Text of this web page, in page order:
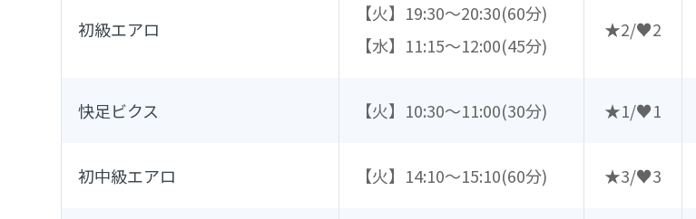
初級エアロ
【火】 19:30～20:30(60分)
【水】 11:15～12:00(45分)
★2/♥2
快足ビクス 【火】 10:30～11:00(30分) ★1/♥1
初中級エアロ 【火】 14:10～15:10(60分) ★3/♥3